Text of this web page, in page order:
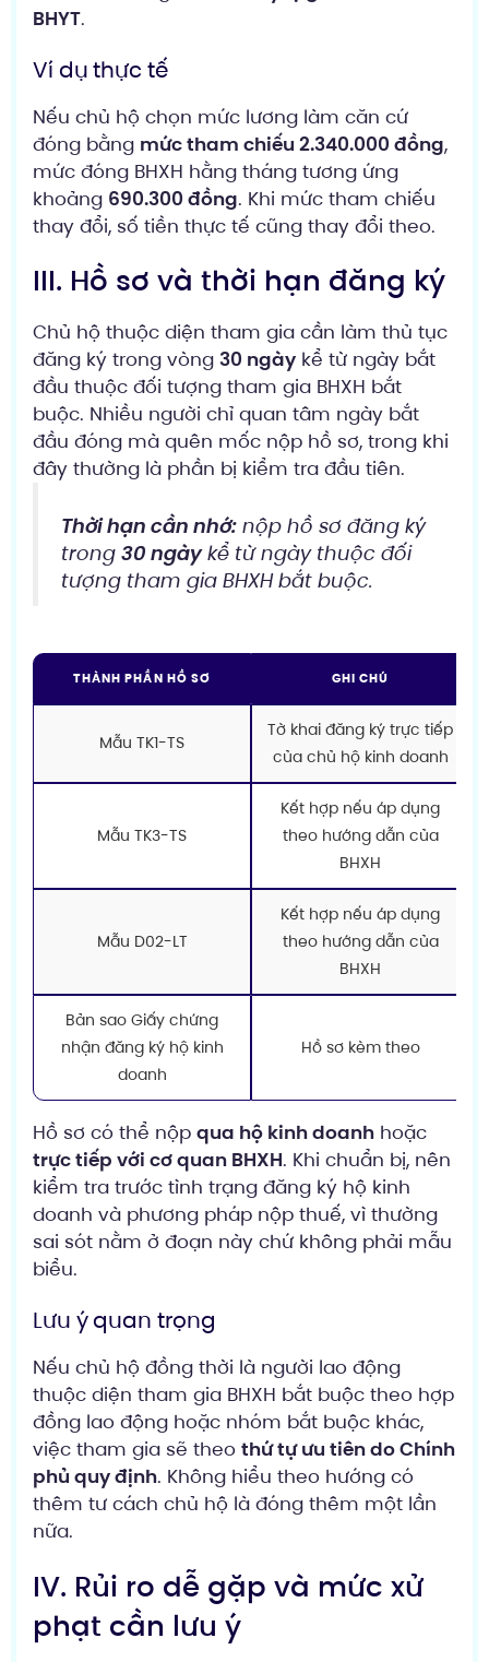
BHYT.
Ví dụ thực tế
Nếu chủ hộ chọn mức lương làm căn cứ
đóng bằng mức tham chiếu 2.340.000 đồng,
mức đóng BHXH hằng tháng tương ứng
khoảng 690.300 đồng. Khi mức tham chiếu
thay đổi, số tiền thực tế cũng thay đổi theo.
III. Hồ sơ và thời hạn đăng ký
Chủ hộ thuộc diện tham gia cần làm thủ tục
đăng ký trong vòng 30 ngày kể từ ngày bắt
đầu thuộc đối tượng tham gia BHXH bắt
buộc. Nhiều người chỉ quan tâm ngày bắt
đầu đóng mà quên mốc nộp hồ sơ, trong khi
đây thường là phần bị kiểm tra đầu tiên.
Thời hạn cần nhớ:nộp hồ sơ đăng ký
trong 30 ngàykể từ ngày thuộc đối
tượng tham gia BHXH bắt buộc.
THÀNH PHẦN HỒ SƠ GHI CHÚ
Mẫu TK1-TS
Tờ khai đăng ký trực tiếp
của chủ hộ kinh doanh
Mẫu TK3-TS
Kết hợp nếu áp dụng
theo hướng dẫn của
BHXH
Mẫu D02-LT
Kết hợp nếu áp dụng
theo hướng dẫn của
BHXH
Bản sao Giấy chứng
nhận đăng ký hộ kinh
doanh
Hồ sơ kèm theo
Hồ sơ có thể nộp qua hộ kinh doanh hoặc
trực tiếp với cơ quan BHXH. Khi chuẩn bị, nên
kiểm tra trước tình trạng đăng ký hộ kinh
doanh và phương pháp nộp thuế, vì thường
sai sót nằm ở đoạn này chứ không phải mẫu
biểu.
Lưu ý quan trọng
Nếu chủ hộ đồng thời là người lao động
thuộc diện tham gia BHXH bắt buộc theo hợp
đồng lao động hoặc nhóm bắt buộc khác,
việc tham gia sẽ theo thứ tự ưu tiên do Chính
phủ quy định. Không hiểu theo hướng có
thêm tư cách chủ hộ là đóng thêm một lần
nữa.
IV. Rủi ro dễ gặp và mức xử
phạt cần lưu ý